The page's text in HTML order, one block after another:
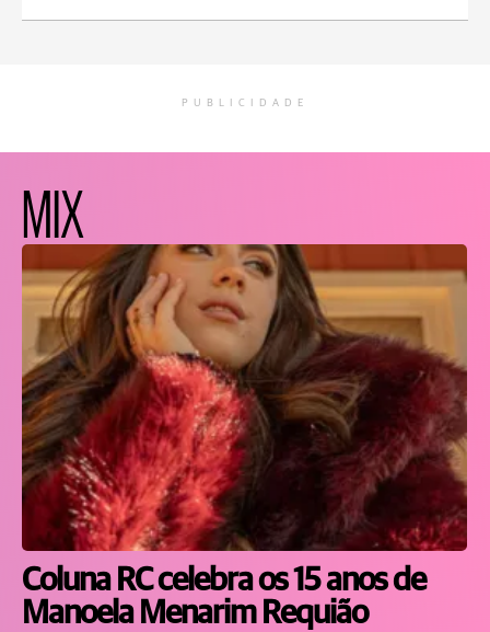
PUBLICIDADE
MIX
Coluna RC celebra os 15 anos de
Manoela Menarim Requião